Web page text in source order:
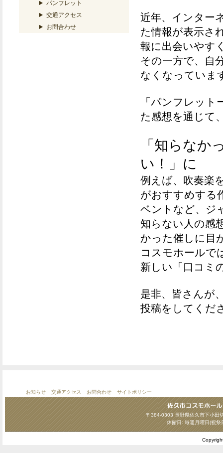
パンフレット
交通アクセス
お問合わせ
近年、インター
た情報が表示さ
報に出会いやす
その一方で、自
なくなっていま
「パンフレッ
た感想を通じて
「知らなか
い！」に
例えば、吹奏楽
がおすすめする
ベントなど、ジ
知らない人の感
かった催しに目
コスモホールで
新しい「口コミ
是非、皆さんが
投稿をしてくだ
お知らせ 交通アクセス お問合わせ サイトポリシー
〒384-0303 長野県佐久市下小
休館日: 毎週月曜日(祝